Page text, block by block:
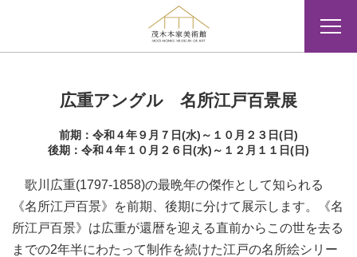
広重アングル 名所江戸百景展
前期：令和４年９月７日(水)～１０月２３日(日)
後期：令和４年１０月２６日(水)～１２月１１日(日)
歌川広重(1797-1858)の最晩年の傑作として知られる
《名所江戸百景》を前期、後期に分けて展示します。《名
所江戸百景》は広重が還暦を迎える直前からこの世を去る
までの2年半にわたって制作を続けた江戸の名所絵シリー